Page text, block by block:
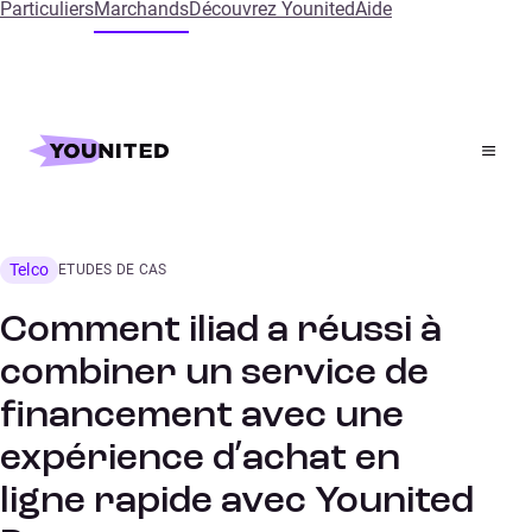
ParticuliersMarchandsDécouvrez YounitedAide
Accueil
References
Comment iliad a réussi à combiner un service de
Comment iliad a réussi à
combiner un service de
financement avec une
expérience d’achat en
ligne rapide avec Younited
Telco ETUDES DE CAS